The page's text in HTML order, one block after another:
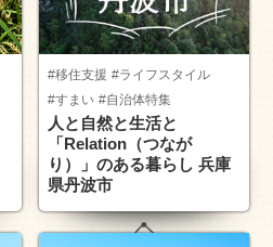
#移住支援 #ライフスタイル
#すまい #自治体特集
人と自然と生活と
「Relation（つなが
り）」のある暮らし 兵庫
県丹波市